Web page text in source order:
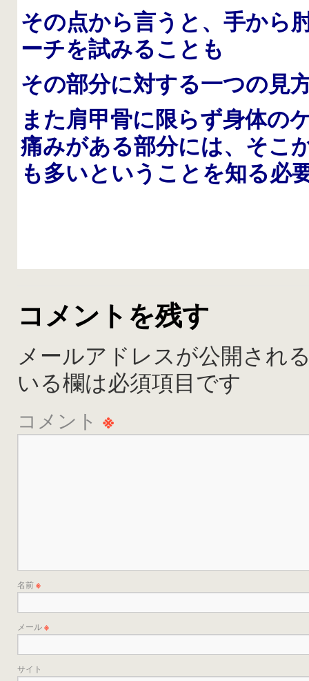
その点から言うと、手から
ーチを試みることも
その部分に対する一つの見
また肩甲骨に限らず身体の
痛みがある部分には、そこ
も多いということを知る必
コメントを残す
メールアドレスが公開され
いる欄は必須項目です
コメント ※
名前※
メール※
サイト